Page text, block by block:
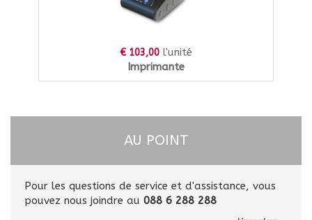
€ 103,00 l'unité
Imprimante
AU POINT
Pour les questions de service et d'assistance, vous
pouvez nous joindre au 088 6 288 288